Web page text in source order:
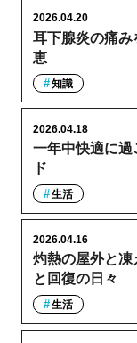
耳下腺炎の痛
恵
2026.04.20
知識
一年中快適に過
ド
2026.04.18
生活
灼熱の屋外と
と回復の日々
2026.04.16
生活